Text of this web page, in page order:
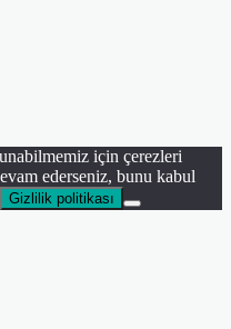
için çerezleri
ederseniz, bunu kabul
Gizlilik politikası